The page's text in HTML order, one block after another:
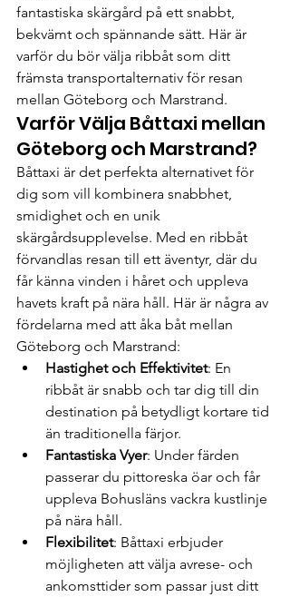
fantastiska skärgård på ett snabbt,
bekvämt och spännande sätt. Här är
varför du bör välja ribbåt som ditt
främsta transportalternativ för resan
mellan Göteborg och Marstrand.
Varför Välja Båttaxi mellan
Göteborg och Marstrand?
Båttaxi är det perfekta alternativet för
dig som vill kombinera snabbhet,
smidighet och en unik
skärgårdsupplevelse. Med en ribbåt
förvandlas resan till ett äventyr, där du
får känna vinden i håret och uppleva
havets kraft på nära håll. Här är några av
fördelarna med att åka båt mellan
Göteborg och Marstrand:
Hastighet och Effektivitet: En
ribbåt är snabb och tar dig till din
destination på betydligt kortare tid
än traditionella färjor.
Fantastiska Vyer: Under färden
passerar du pittoreska öar och får
uppleva Bohusläns vackra kustlinje
på nära håll.
Flexibilitet: Båttaxi erbjuder
möjligheten att välja avrese- och
ankomsttider som passar just ditt